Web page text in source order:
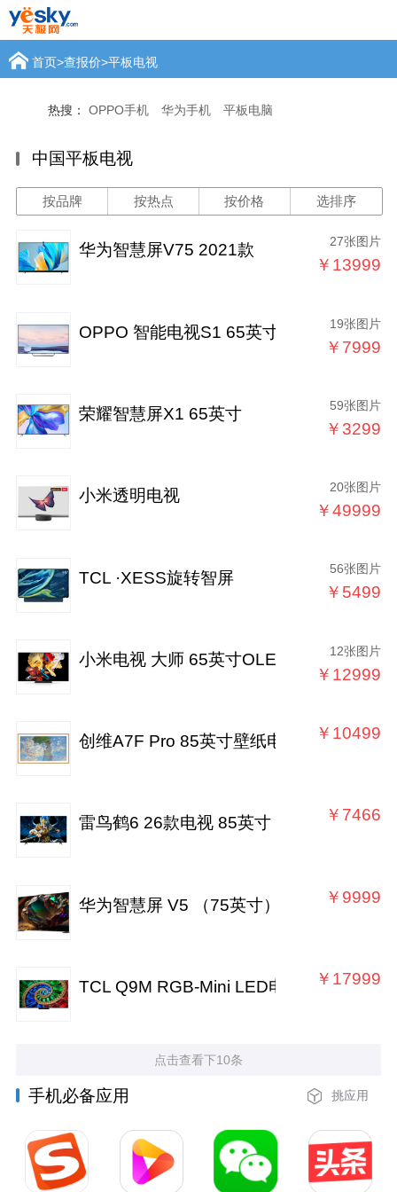
首页>查报价>平板电视
热搜： OPPO手机 华为手机 平板电脑
中国平板电视
按品牌 按热点 按价格 选排序
华为智慧屏V75 2021款 27张图片
￥13999
OPPO 智能电视S1 65英寸 19张图片
￥7999
荣耀智慧屏X1 65英寸 59张图片
￥3299
小米透明电视 20张图片
￥49999
TCL ·XESS旋转智屏 56张图片
￥5499
小米电视 大师 65英寸OLED 12张图片
￥12999
创维A7F Pro 85英寸壁纸电视Mini LED
￥10499
雷鸟鹤6 26款电视 85英寸 ￥7466
华为智慧屏 V5 （75英寸） ￥9999
TCL Q9M RGB-Mini LED电视（98英寸）
￥17999
点击查看下10条
手机必备应用 挑应用